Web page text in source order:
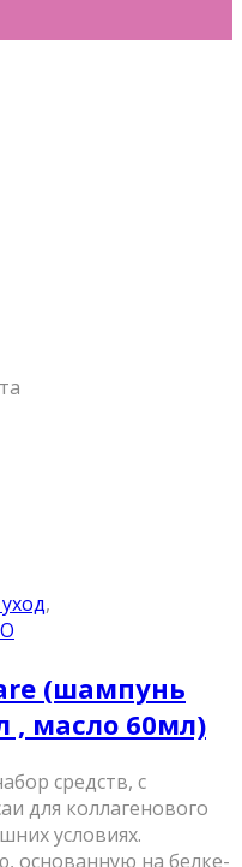
,
(шампунь
, масло 60мл)
средств, с
для коллагенового
условиях.
основанную на белке-